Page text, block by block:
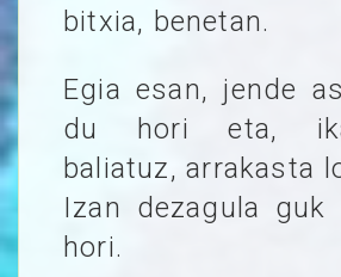
bitxia, benetan.
Egia esan, jende
du hori eta,
baliatuz, arrakasta
Izan dezagula guk
hori.